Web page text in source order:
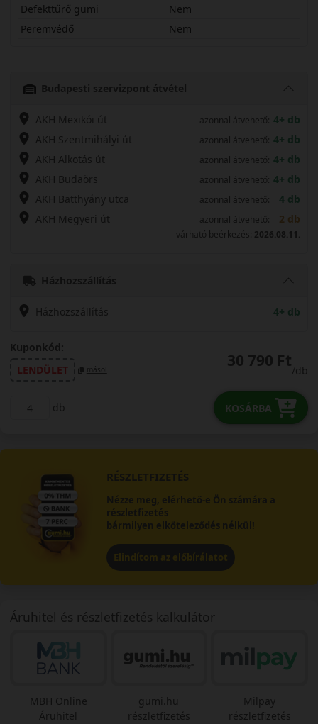
Defekttűrő gumi
Nem
Peremvédő
Nem
Budapesti szervizpont átvétel
AKH Mexikói út azonnal átvehető: 4+ db
AKH Szentmihályi út
azonnal átvehető: 4+ db
AKH Alkotás út
azonnal átvehető: 4+ db
AKH Budaörs
azonnal átvehető: 4+ db
AKH Batthyány utca
azonnal átvehető:
4 db
AKH Megyeri út
azonnal átvehető: 2 db
várható beérkezés: 2026.08.11.
Házhozszállítás
Házhozszállítás 4+ db
Kuponkód:
LENDÜLET
másol 30 790 Ft
/db
db KOSÁRBA
RÉSZLETFIZETÉS
Nézze meg, elérhető-e Ön számára a
részletfizetés
bármilyen elköteleződés nélkül!
Elindítom az előbírálatot
Áruhitel és részletfizetés kalkulátor
MBH Online
Áruhitel
gumi.hu
részletfizetés
Milpay
részletfizetés